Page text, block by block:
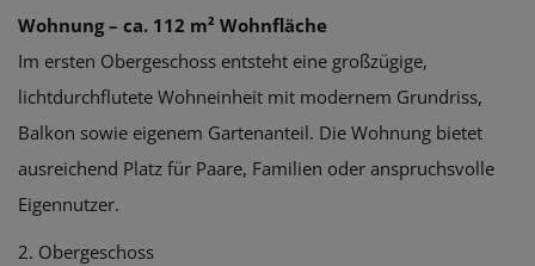
Wohnung – ca. 112 m² Wohnfläche
Im ersten Obergeschoss entsteht eine großzügige,
lichtdurchflutete Wohneinheit mit modernem Grundriss,
Balkon sowie eigenem Gartenanteil. Die Wohnung bietet
ausreichend Platz für Paare, Familien oder anspruchsvolle
Eigennutzer.
2. Obergeschoss